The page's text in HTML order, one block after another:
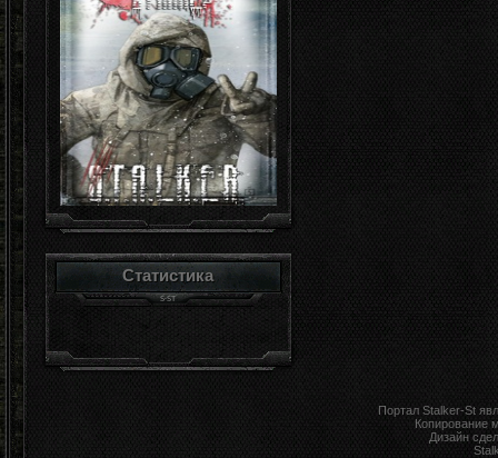
Статистика
Портал Stalker-St
Копирование
Дизайн